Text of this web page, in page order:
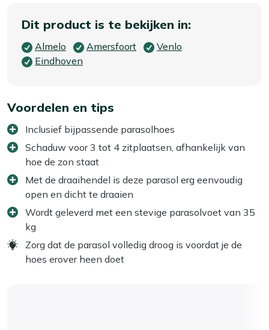
Dit product is te bekijken in:
Almelo Amersfoort
Venlo
Eindhoven
Voordelen en tips
Inclusief bijpassende parasolhoes
Schaduw voor 3 tot 4 zitplaatsen, afhankelijk van
hoe de zon staat
Met de draaihendel is deze parasol erg eenvoudig
open en dicht te draaien
Wordt geleverd met een stevige parasolvoet van 35
kg
Zorg dat de parasol volledig droog is voordat je de
hoes erover heen doet